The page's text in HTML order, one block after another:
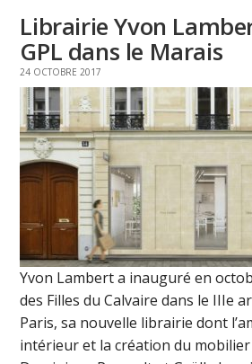
Librairie Yvon
GPL dans le Marais
24 OCTOBRE 2017
Yvon Lambert a inauguré en
des Filles du Calvaire dans le IIIe
Paris, sa nouvelle librairie dont
intérieur et la création du